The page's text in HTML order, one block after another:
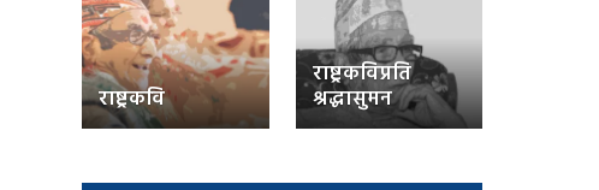
राष्ट्रकवि
राष्ट्रकविप्रति
श्रद्धासुमन